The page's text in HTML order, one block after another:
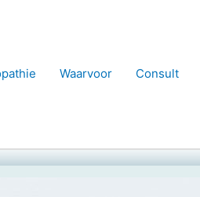
Waarvoor Consult